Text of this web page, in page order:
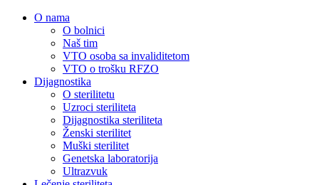
O nama
O bolnici
Naš tim
VTO osoba sa invaliditetom
VTO o trošku RFZO
Dijagnostika
O sterilitetu
Uzroci steriliteta
Dijagnostika steriliteta
Ženski sterilitet
Muški sterilitet
Genetska laboratorija
Ultrazvuk